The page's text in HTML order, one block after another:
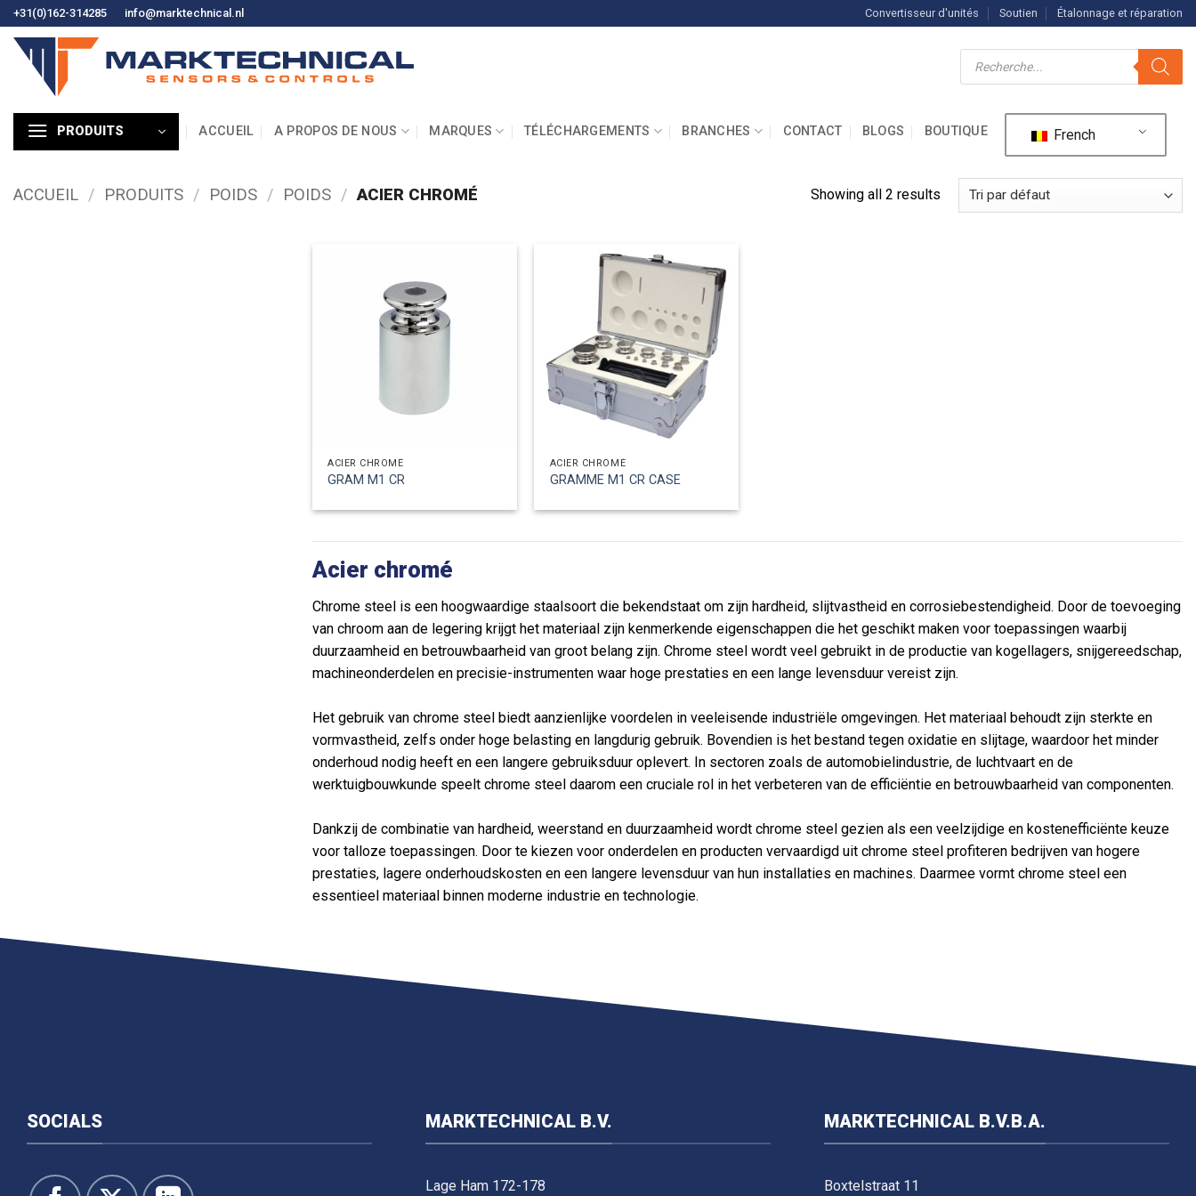
Skip
to
content
+31(0)162-314285 info@marktechnical.nl Convertisseur d'unités Soutien Étalonnage et réparation
Recherche
PRODUITS ACCUEIL A PROPOS DE NOUS MARQUES TÉLÉCHARGEMENTS BRANCHES CONTACT BLOGS BOUTIQUE French
ACCUEIL / PRODUITS / POIDS / POIDS / ACIER CHROMÉ Showing all 2 results
ACIER CHROMÉ
GRAM M1 CR
ACIER CHROMÉ
GRAMME M1 CR CASE
Acier chromé
Chrome steel is een hoogwaardige staalsoort die bekendstaat om zijn hardheid, slijtvastheid en corrosiebestendigheid. Door de toevoeging
van chroom aan de legering krijgt het materiaal zijn kenmerkende eigenschappen die het geschikt maken voor toepassingen waarbij
duurzaamheid en betrouwbaarheid van groot belang zijn. Chrome steel wordt veel gebruikt in de productie van kogellagers, snijgereedschap,
machineonderdelen en precisie-instrumenten waar hoge prestaties en een lange levensduur vereist zijn.
Het gebruik van chrome steel biedt aanzienlijke voordelen in veeleisende industriële omgevingen. Het materiaal behoudt zijn sterkte en
vormvastheid, zelfs onder hoge belasting en langdurig gebruik. Bovendien is het bestand tegen oxidatie en slijtage, waardoor het minder
onderhoud nodig heeft en een langere gebruiksduur oplevert. In sectoren zoals de automobielindustrie, de luchtvaart en de
werktuigbouwkunde speelt chrome steel daarom een cruciale rol in het verbeteren van de efficiëntie en betrouwbaarheid van componenten.
Dankzij de combinatie van hardheid, weerstand en duurzaamheid wordt chrome steel gezien als een veelzijdige en kostenefficiënte keuze
voor talloze toepassingen. Door te kiezen voor onderdelen en producten vervaardigd uit chrome steel profiteren bedrijven van hogere
prestaties, lagere onderhoudskosten en een langere levensduur van hun installaties en machines. Daarmee vormt chrome steel een
essentieel materiaal binnen moderne industrie en technologie.
SOCIALS MARKTECHNICAL B.V.
Lage Ham 172-178
MARKTECHNICAL B.V.B.A.
Boxtelstraat 11